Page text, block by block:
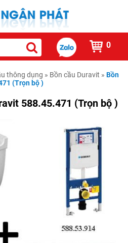
0
thông dụng » Bồn cầu Duravit » Bồn
(Trọn bộ )
588.45.471 (Trọn bộ )